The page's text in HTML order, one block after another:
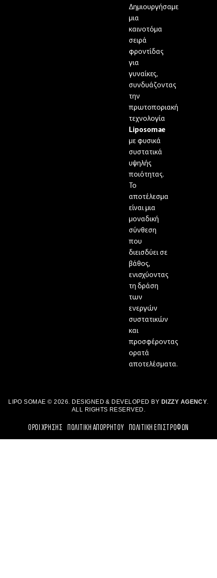
Δημιουργήσαμε
μια
καινοτόμα
σειρά
φροντίδας
για
γυναίκες,
συνδυάζοντας
την
πρωτοποριακή
τεχνολογία
Liposomae
με φυσικά
συστατικά
υψηλής
ποιότητας.
Το
αποτέλεσμα
είναι μια
μοναδική
σύνθεση
που
διεισδύει σε
βάθος,
ενισχύοντας
τη δράση
των
ενεργών
συστατικών
και
προσφέροντας
ορατά
αποτελέσματα.
LIPO SOMAE © 2026. DESIGNED & DEVELOPED BY DIZZY AGENCY.
ALL RIGHTS RESERVED.
ΟΡΟΙ ΧΡΗΣΗΣ ΠΟΛΙΤΙΚΗ ΑΠΟΡΡΗΤΟΥ ΠΟΛΙΤΙΚΗ ΕΠΙΣΤΡΟΦΩΝ